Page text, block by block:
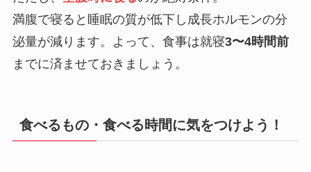
満腹で寝ると睡眠の質が低下し成長ホルモンの分
泌量が減ります。よって、食事は就寝3〜4時間前
までに済ませておきましょう。
食べるもの・食べる時間に気をつけよう！